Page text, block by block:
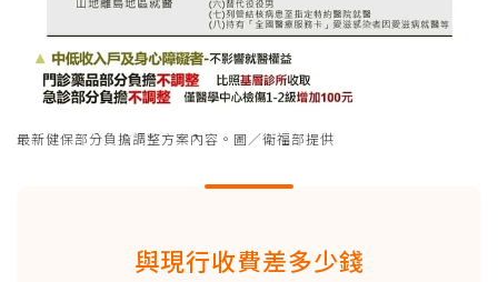
最新健保部分負擔調整方案內容。圖／衛福部提供
與現行收費差多少錢